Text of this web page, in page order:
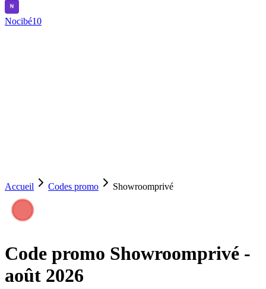
Nocibé10
Accueil Codes promo Showroomprivé
Code promo Showroomprivé -
août 2026